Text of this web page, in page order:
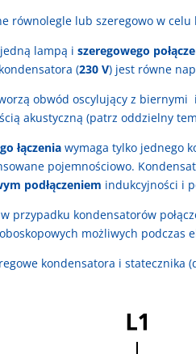
równolegle lub szeregowo w
lampą iszeregowego
(230 V) jest równe
obwód oscylujący z
akustyczną (patrz oddzielny
łączeniawymaga tylko jednego
pojemnościowo.
podłączeniem indukcyjności i
przypadku kondensatorów
możliwych podczas
kondensatora i statecznika